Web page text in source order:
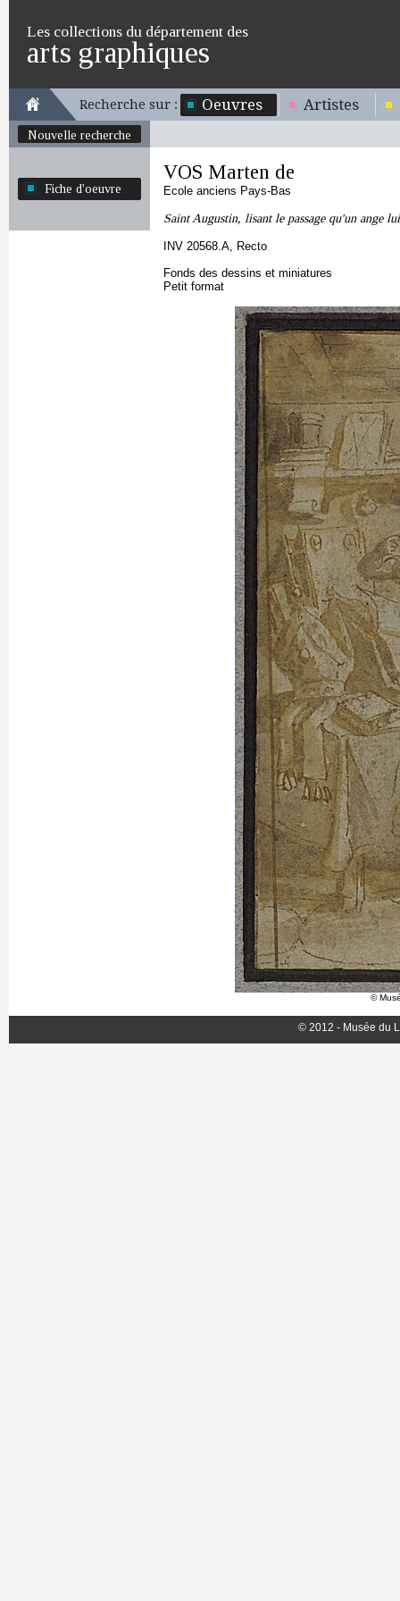
Les collections du département des
arts graphiques
Recherche sur : Oeuvres Artistes
Nouvelle recherche
Fiche d'oeuvre
VOS Marten de
Ecole anciens Pays-Bas
Saint Augustin, lisant le passage qu'un ange
INV 20568.A, Recto
Fonds des dessins et miniatures
Petit format
©
© 2012 - Musée du